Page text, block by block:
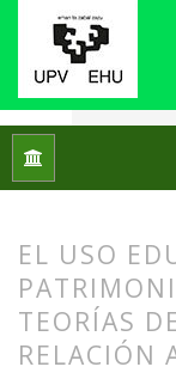
Inicio
EL USO
TEORÍAS
RELACIÓN